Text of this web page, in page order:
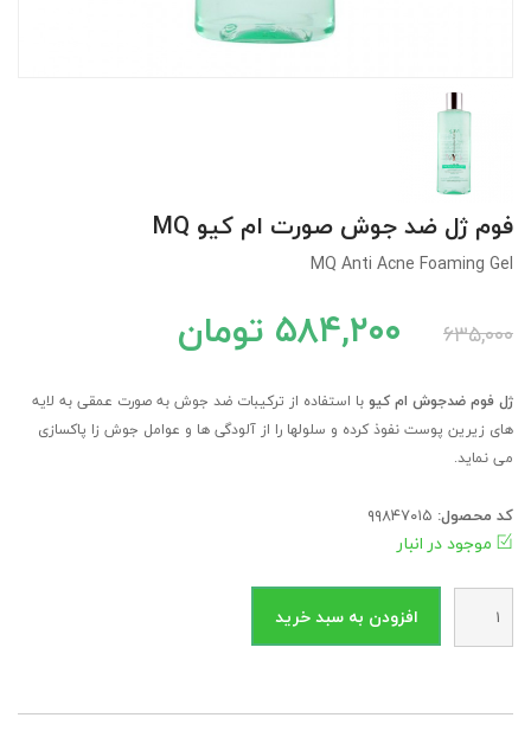
فوم ژل ضد جوش صورت ام کیو MQ
MQ Anti Acne Foaming Gel
۶۳۵,۰۰۰ ۵۸۴,۲۰۰ تومان
ژل فوم ضدجوش ام کیوبا استفاده از ترکیبات ضد جوش به صورت عمقی به لایه
های زیرین پوست نفوذ کرده و سلولها را از آلودگی ها و عوامل جوش زا پاکسازی
می نماید.
کد محصول:
موجود در انبار